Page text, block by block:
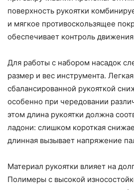
поверхность рукоятки
и мягкое противоскользящее
обеспечивает контроль
Для работы с набором насадок
размер и вес инструмента.
сбалансированной рукояткой
особенно при чередовании
этом длина рукоятки должна
ладони: слишком короткая
длинная вызывает напряжение
Материал рукоятки влияет на
Полимеры с высокой